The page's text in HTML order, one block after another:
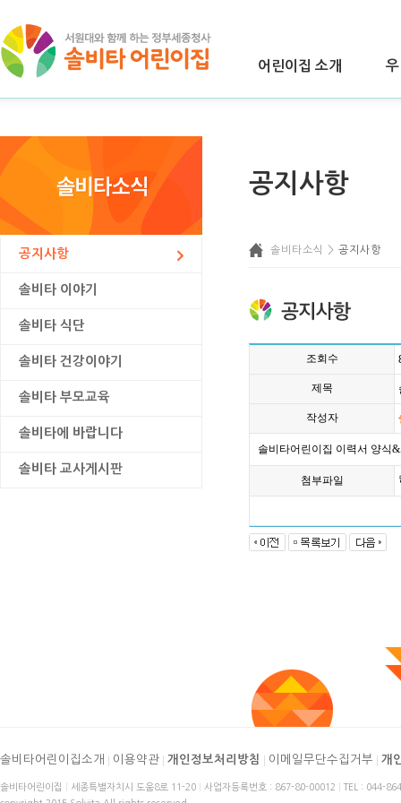
어린이집 소개
공지사항
솔비타 이야기
솔비타 식단
솔비타 건강이야기
솔비타 부모교육
솔비타에 바랍니다
솔비타 교사게시판
공지사항
솔비타소식 > 공지사항
조회수
제목
작성자
솔비타어린이집 이력서 양식
첨부파일
솔비타어린이집소개 이용약관 개인정보처리방침 이메일무단수집거부 개
솔비타어린이집 세종특별자치시 도움8로 11-20 사업자등록번호 : 867-80-00012
TEL : 044-